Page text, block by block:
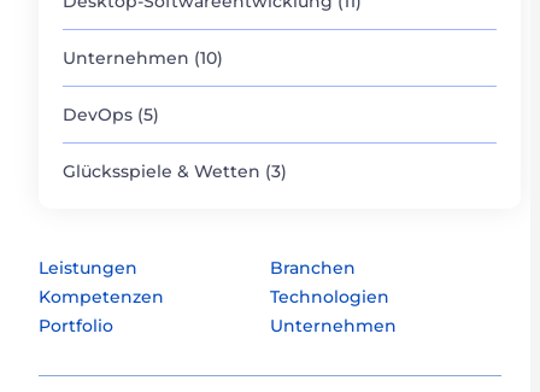
Unternehmen (10)
DevOps (5)
Glücksspiele & Wetten (3)
Leistungen
Branchen
Kompetenzen
Technologien
Portfolio
Unternehmen